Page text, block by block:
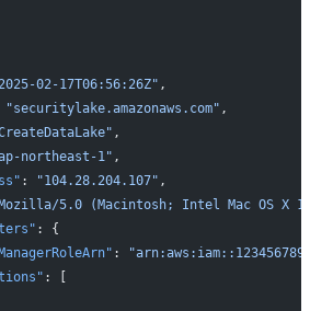
02-17T06:56:26Z" ,
"securitylake.amazonaws.com" ,
,
northeast-1" ,
: "104.28.204.107" ,
5.0 (Macintosh; Intel Mac OS X
: {
:
: [